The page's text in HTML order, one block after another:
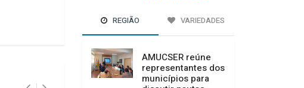
REGIÃO VARIEDADES
AMUCSER reúne
representantes dos
municípios para